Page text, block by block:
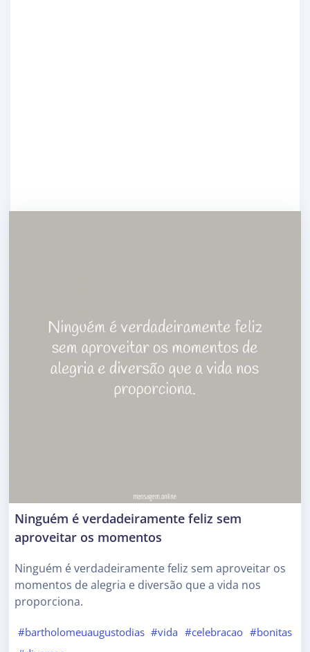
Ninguém é verdadeiramente feliz sem
aproveitar os momentos
Ninguém é verdadeiramente feliz sem aproveitar os
momentos de alegria e diversão que a vida nos
proporciona.
#bartholomeuaugustodias #vida #celebracao #bonitas